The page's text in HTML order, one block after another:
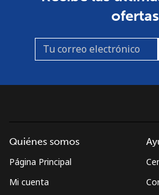
Quiénes somos
Página Principal
Mi cuenta